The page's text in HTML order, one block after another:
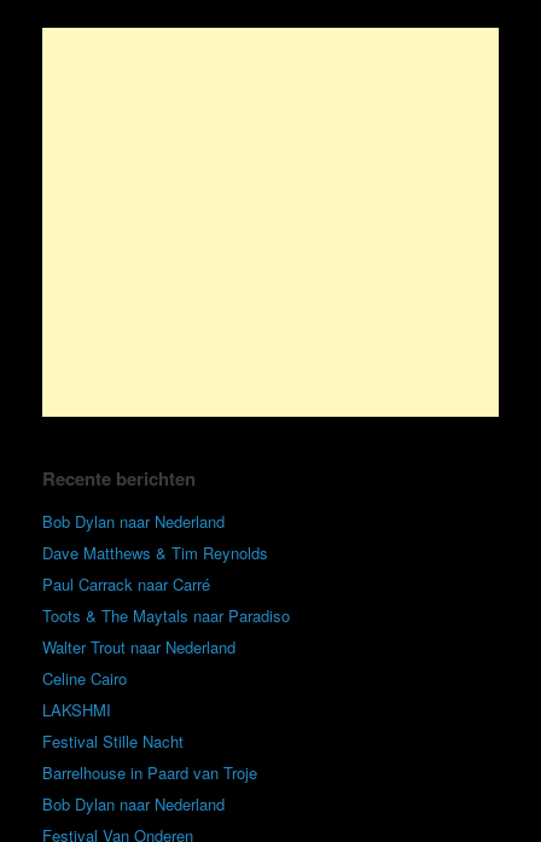
Recente berichten
Bob Dylan naar Nederland
Dave Matthews & Tim Reynolds
Paul Carrack naar Carré
Toots & The Maytals naar Paradiso
Walter Trout naar Nederland
Celine Cairo
LAKSHMI
Festival Stille Nacht
Barrelhouse in Paard van Troje
Bob Dylan naar Nederland
Festival Van Onderen